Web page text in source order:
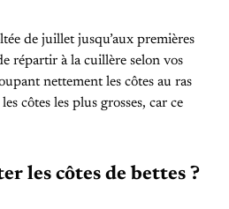
de juillet jusqu’aux premières
répartir à la cuillère selon vos
nettement les côtes au ras
côtes les plus grosses, car ce
les côtes de bettes ?